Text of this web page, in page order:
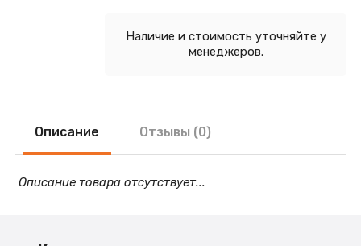
Наличие и стоимость уточняйте у
менеджеров.
Описание Отзывы (0)
Описание товара отсутствует...